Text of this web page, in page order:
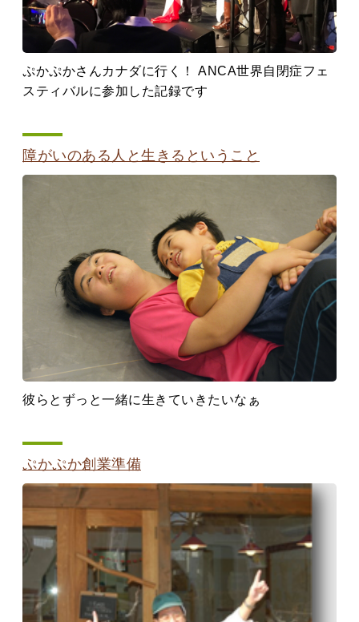
ぷかぷかさんカナダに行く！ ANCA世界自閉症フェ
スティバルに参加した記録です
障がいのある人と生きるということ
彼らとずっと一緒に生きていきたいなぁ
ぷかぷか創業準備